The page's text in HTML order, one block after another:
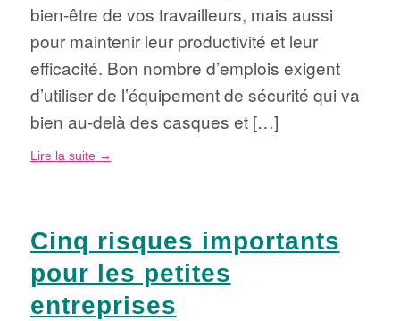
bien-être de vos travailleurs, mais aussi
pour maintenir leur productivité et leur
efficacité. Bon nombre d’emplois exigent
d’utiliser de l’équipement de sécurité qui va
bien au-delà des casques et […]
Lire la suite→
Cinq risques importants
pour les petites
entreprises